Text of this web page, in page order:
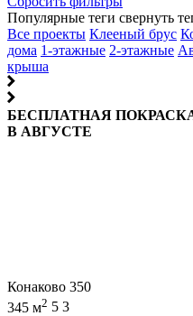
Популярные теги свернуть
Все проекты Клееный брус
дома 1-этажные 2-этажные
крыша
БЕСПЛАТНАЯ
В АВГУСТЕ
Конаково 350
345 м2 5 3